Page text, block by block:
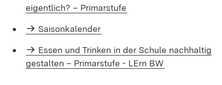
eigentlich? – Primarstufe
Saisonkalender
Essen und Trin­ken in der Schule nach­haltig
ge­stal­ten – Pri­mar­stu­fe - LErn BW